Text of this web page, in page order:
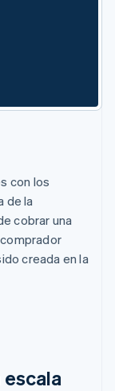
con los
de la
cobrar una
creada en la